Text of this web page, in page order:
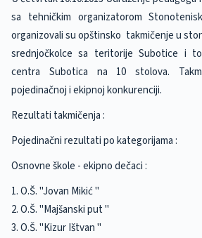
sa tehničkim organizatorom
organizovali su opštinsko takmičenje u
srednjočkolce sa teritorije Subotice i
centra Subotica na 10 stolova.
pojedinačnoj i ekipnoj konkurenciji.
Rezultati takmičenja :
Pojedinačni rezultati po kategorijama :
Osnovne škole - ekipno dečaci :
1. O.Š. "Jovan Mikić "
2. O.Š. "Majšanski put "
3. O.Š. "Kizur Ištvan "